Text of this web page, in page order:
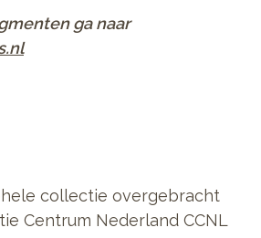
ga naar
collectie overgebracht
Centrum Nederland CCNL